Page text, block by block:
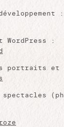
:
WordPress :
portraits et